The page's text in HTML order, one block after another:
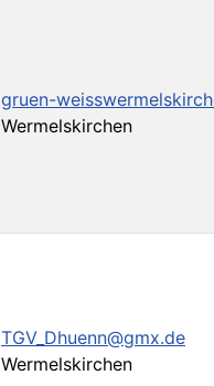
gruen-
Wermelskirchen
TGV_Dhuenn@gmx.de
Wermelskirchen